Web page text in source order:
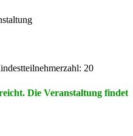
20
Die Veranstaltung findet